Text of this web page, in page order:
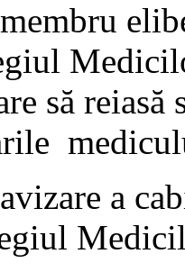
să reiasă
a